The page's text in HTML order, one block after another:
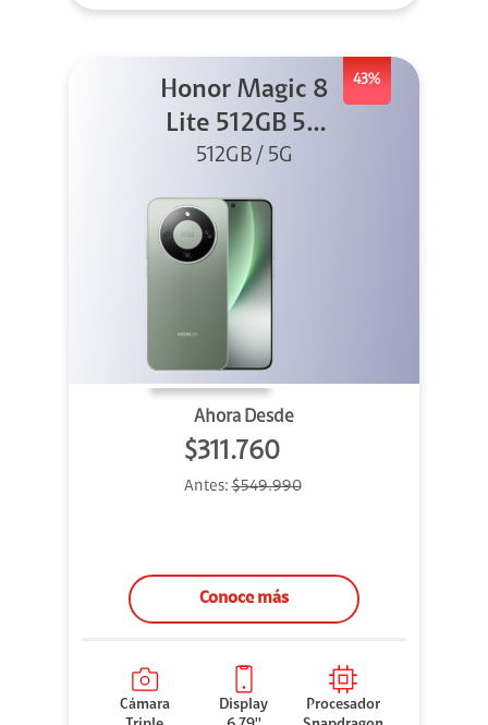
43%
Honor Magic 8
Lite 512GB 5G
Verde
512GB / 5G
Ahora Desde
$311.760
Antes:$549.990
Conoce más
Cámara
Display
Procesador